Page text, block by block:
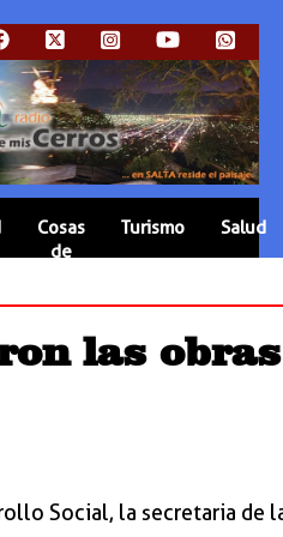
Cosas
de
Turismo Salud
las
Social, la secretaria de